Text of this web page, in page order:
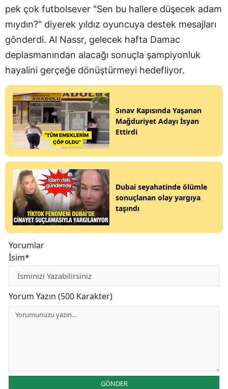
pek çok futbolsever "Sen bu hallere düşecek adam
mıydın?" diyerek yıldız oyuncuya destek mesajları
gönderdi. Al Nassr, gelecek hafta Damac
deplasmanından alacağı sonuçla şampiyonluk
hayalini gerçeğe dönüştürmeyi hedefliyor.
Sınav Kapısında Yaşanan
Mağduriyet Adayı İsyan
Ettirdi
Dubai seyahatinde ölümle
sonuçlanan olay yargıya
taşındı
Yorumlar
İsim*
Yorum Yazın (500 Karakter)
GÖNDER